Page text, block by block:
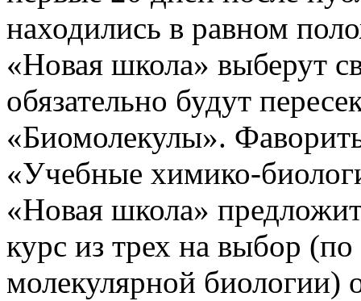
находились в равном
«Новая школа» выберут
обязательно будут
«Биомолекулы».
«Учебные химико-
«Новая школа»
курс из трех на выбор
молекулярной биологии)